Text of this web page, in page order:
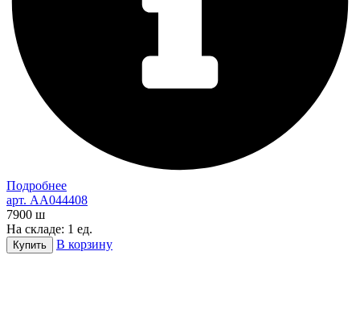
Подробнее
арт. AA044408
7900 ш
На складе: 1 ед.
Купить В корзину